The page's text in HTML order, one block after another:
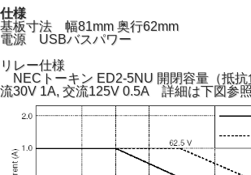
仕様
基板寸法 幅81mm 奥行62mm
電源 USBバスパワー
リレー仕様
NECトーキン ED2-5NU 開閉容量（抵
流30V 1A, 交流125V 0.5A 詳細は下図参照